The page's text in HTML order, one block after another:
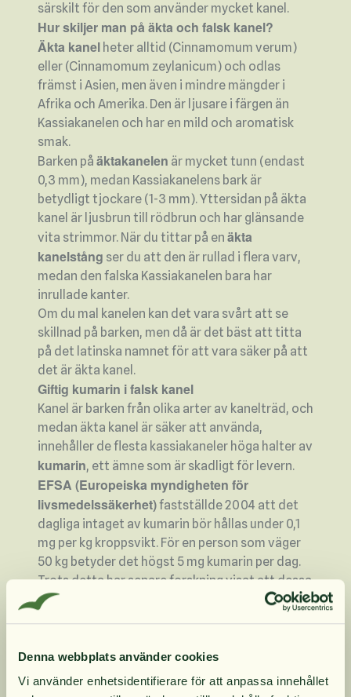
Denna webbplats använder cookies
Vi använder enhetsidentifierare för att anpassa innehållet
särskilt för den som använder mycket kanel.
Hur skiljer man på äkta och falsk kanel?
Äkta kanel heter alltid (Cinnamomum verum)
eller (Cinnamomum zeylanicum) och odlas
främst i Asien, men även i mindre mängder i
Afrika och Amerika. Den är ljusare i färgen än
Kassiakanelen och har en mild och aromatisk
smak.
Barken på äktakanelen är mycket tunn (endast
0,3 mm), medan Kassiakanelens bark är
betydligt tjockare (1-3 mm). Yttersidan på äkta
kanel är ljusbrun till rödbrun och har glänsande
vita strimmor. När du tittar på en äkta
kanelstång ser du att den är rullad i flera varv,
medan den falska Kassiakanelen bara har
inrullade kanter.
Om du mal kanelen kan det vara svårt att se
skillnad på barken, men då är det bäst att titta
på det latinska namnet för att vara säker på att
det är äkta kanel.
Giftig kumarin i falsk kanel
Kanel är barken från olika arter av kanelträd, och
medan äkta kanel är säker att använda,
innehåller de flesta kassiakaneler höga halter av
kumarin, ett ämne som är skadligt för levern.
EFSA (Europeiska myndigheten för
livsmedelssäkerhet)fastställde 2004 att det
dagliga intaget av kumarin bör hållas under 0,1
mg per kg kroppsvikt. För en person som väger
50 kg betyder det högst 5 mg kumarin per dag.
Trots detta har senare forskning visat att dessa
rekommendationer är för höga. Värre är att
alltid står i centrum. Kassiakanelen är den
största källan till kumarin, och det finns inga
varningstexter på förpackningarna trots